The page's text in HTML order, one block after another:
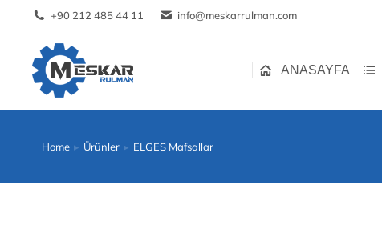
+90 212 485 44 11 info@meskarrulman.com
ANASAYFA
You are here:
Home Ürünler ELGES Mafsallar